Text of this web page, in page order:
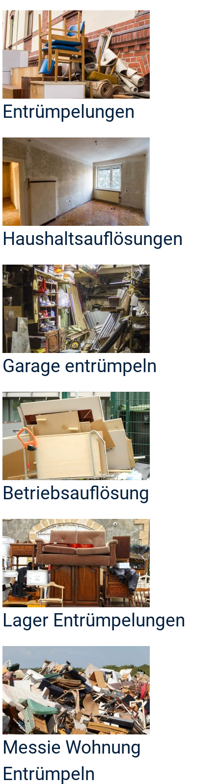
Entrümpelungen
Haushaltsauflösungen
Garage entrümpeln
Betriebsauflösung
Lager Entrümpelungen
Messie Wohnung
Entrümpeln